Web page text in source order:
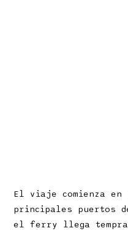
El viaje comienza
principales puertos
el ferry llega